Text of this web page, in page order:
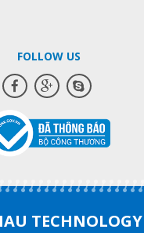
FOLLOW US
TECHNOLOGY